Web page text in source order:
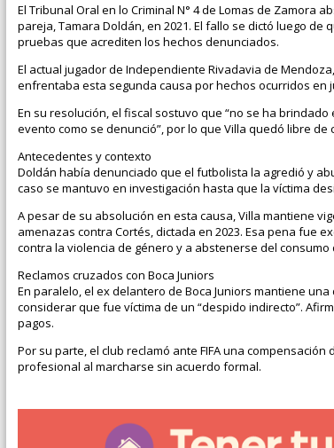
El Tribunal Oral en lo Criminal N° 4 de Lomas de Zamora
pareja, Tamara Doldán, en 2021. El fallo se dictó luego
pruebas que acrediten los hechos denunciados.
El actual jugador de Independiente Rivadavia de
enfrentaba esta segunda causa por hechos ocurridos en
En su resolución, el fiscal sostuvo que “no se ha
evento como se denunció”, por lo que Villa quedó libre de
Antecedentes y contexto
Doldán había denunciado que el futbolista la agredió y
caso se mantuvo en investigación hasta que la víctima
A pesar de su absolución en esta causa, Villa mantiene
amenazas contra Cortés, dictada en 2023. Esa pena fue
contra la violencia de género y a abstenerse del consumo
Reclamos cruzados con Boca Juniors
En paralelo, el ex delantero de Boca Juniors mantiene
considerar que fue víctima de un “despido indirecto”.
pagos.
Por su parte, el club reclamó ante FIFA una
profesional al marcharse sin acuerdo formal.